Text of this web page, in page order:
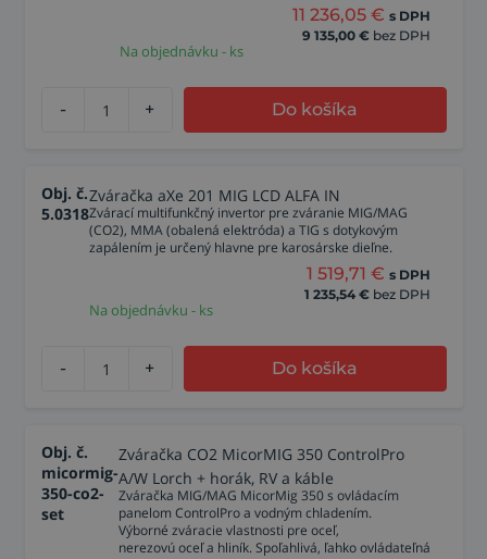
11 236,05 € s DPH
9 135,00 € bez DPH
Na objednávku - ks
- + Do košíka
Obj. č.
5.0318
Zváračka aXe 201 MIG LCD ALFA IN
Zvárací multifunkčný invertor pre zváranie MIG/MAG
(CO2), MMA (obalená elektróda) a TIG s dotykovým
zapálením je určený hlavne pre karosárske dieľne.
1 519,71 € s DPH
1 235,54 € bez DPH
Na objednávku - ks
- + Do košíka
Obj. č.
micormig-
350-co2-
set
Zváračka CO2 MicorMIG 350 ControlPro
A/W Lorch + horák, RV a káble
Zváračka MIG/MAG MicorMig 350 s ovládacím
panelom ControlPro a vodným chladením.
Výborné zváracie vlastnosti pre oceľ,
nerezovú oceľ a hliník. Spoľahlivá, ľahko ovládateľná